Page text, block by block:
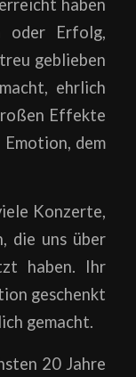
haben
oder Erfolg,
geblieben
ehrlich
Effekte
dem
Konzerte,
die uns über
haben. Ihr
geschenkt
gemacht.
20 Jahre